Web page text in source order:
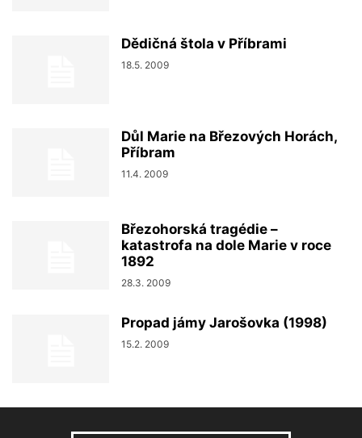
Dědičná štola v Příbrami
18.5. 2009
Důl Marie na Březových Horách,
Příbram
11.4. 2009
Březohorská tragédie –
katastrofa na dole Marie v roce
1892
28.3. 2009
Propad jámy Jarošovka (1998)
15.2. 2009